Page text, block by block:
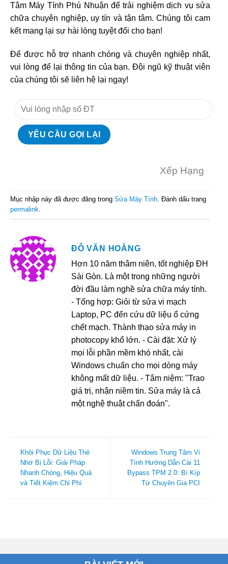
Tâm Máy Tính Phú Nhuận để trải nghiệm dịch vụ sửa
chữa chuyên nghiệp, uy tín và tận tâm. Chúng tôi cam
kết mang lại sự hài lòng tuyệt đối cho bạn!
Để được hỗ trợ nhanh chóng và chuyên nghiệp nhất,
vui lòng để lại thông tin của bạn. Đội ngũ kỹ thuật viên
của chúng tôi sẽ liên hệ lại ngay!
Xếp Hạng
Mục nhập này đã được đăng trong Sửa Máy Tính. Đánh dấu trang
permalink.
ĐỖ VĂN HOÀNG
Hơn 10 năm thâm niên, tốt nghiệp ĐH
Sài Gòn. Là một trong những người
đời đầu làm nghề sửa chữa máy tính.
- Tổng hợp: Giỏi từ sửa vi mạch
Laptop, PC đến cứu dữ liệu ổ cứng
chết mạch. Thành thạo sửa máy in
photocopy khổ lớn. - Cài đặt: Xử lý
mọi lỗi phần mềm khó nhất, cài
Windows chuẩn cho mọi dòng máy
không mất dữ liệu. - Tâm niệm: "Trao
giá trị, nhận niềm tin. Sửa máy là cả
một nghệ thuật chẩn đoán".
Khôi Phục Dữ Liệu Thẻ
Nhớ Bị Lỗi: Giải Pháp
Nhanh Chóng, Hiệu Quả
và Tiết Kiệm Chi Phí
Windows Trung Tâm Vi
Tính Hướng Dẫn Cài 11
Bypass TPM 2.0: Bí Kíp
Từ Chuyên Gia PCI